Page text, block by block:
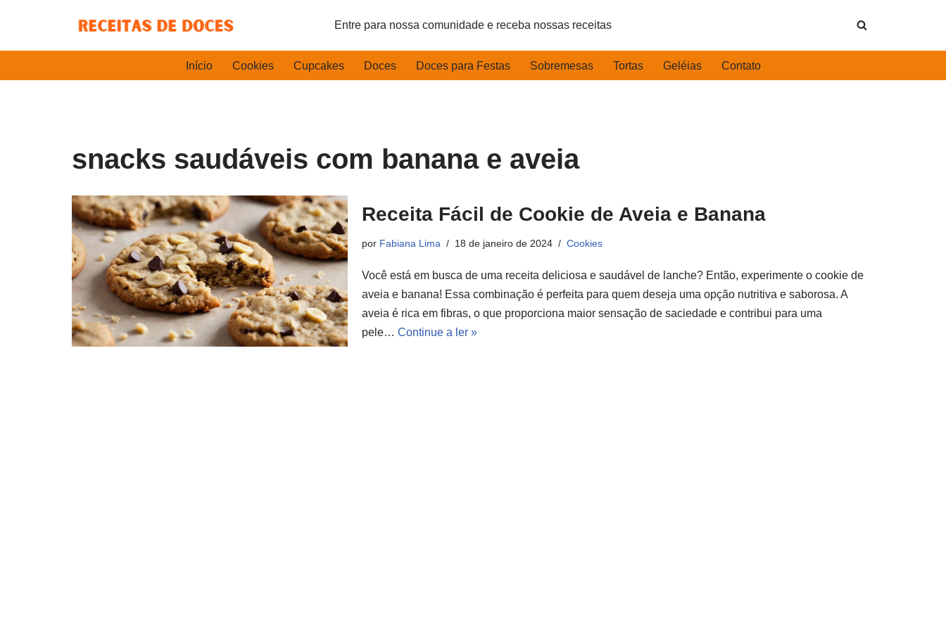
Entre para nossa comunidade e receba nossas receitas
Início Cookies Cupcakes Doces Doces para Festas Sobremesas Tortas Geléias Contato
snacks saudáveis com banana e aveia
Receita Fácil de Cookie de Aveia e Banana
por Fabiana Lima 18 de janeiro de 2024 Cookies
Você está em busca de uma receita deliciosa e saudável de lanche? Então, experimente o cookie de
aveia e banana! Essa combinação é perfeita para quem deseja uma opção nutritiva e saborosa. A
aveia é rica em fibras, o que proporciona maior sensação de saciedade e contribui para uma
pele… Continue a ler »